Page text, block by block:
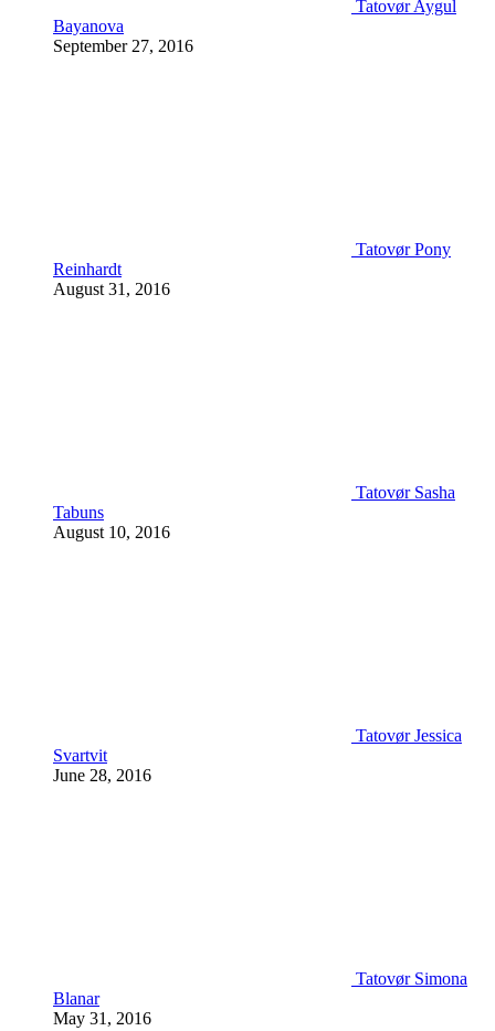
Tatovør Aygul
Bayanova
September 27, 2016
Tatovør Pony
Reinhardt
August 31, 2016
Tatovør Sasha
Tabuns
August 10, 2016
Tatovør Jessica
Svartvit
June 28, 2016
Tatovør Simona
Blanar
May 31, 2016